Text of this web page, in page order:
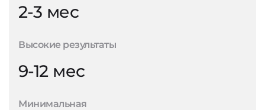
2-3 мес
Высокие результаты
9-12 мес
Минимальная